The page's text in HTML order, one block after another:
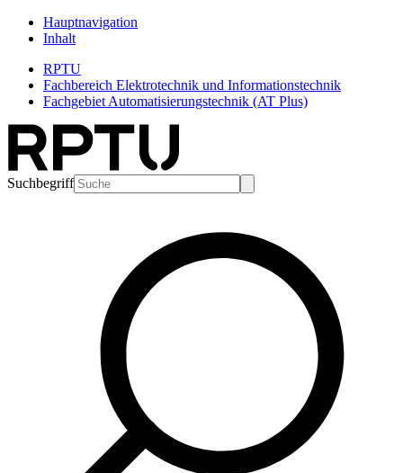
Hauptnavigation
Inhalt
RPTU
Fachbereich Elektrotechnik und Informationstechnik
Fachgebiet Automatisierungstechnik (AT Plus)
Suchbegriff